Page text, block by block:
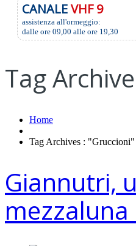
CANALEVHF 9
assistenza all'ormeggio:
dalle ore 09,00 alle ore 19,30
Tag
Home
Tag Archives : "Gruccioni"
Giannutri,